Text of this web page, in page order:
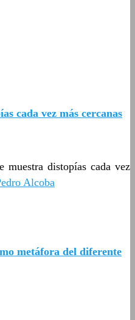
cada vez más cercanas
distopías cada vez
Alcoba
metáfora del diferente